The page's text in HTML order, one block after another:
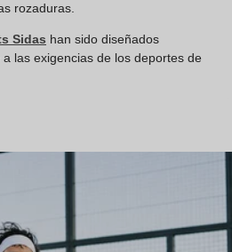
rozaduras.
Sidas han sido diseñados
las exigencias de los deportes de